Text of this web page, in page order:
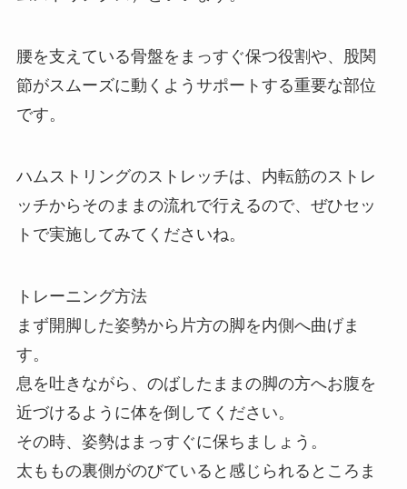
腰を支えている骨盤をまっすぐ保つ役割や、股関
節がスムーズに動くようサポートする重要な部位
です。
ハムストリングのストレッチは、内転筋のストレ
ッチからそのままの流れで行えるので、ぜひセッ
トで実施してみてくださいね。
トレーニング方法
まず開脚した姿勢から片方の脚を内側へ曲げま
す。
息を吐きながら、のばしたままの脚の方へお腹を
近づけるように体を倒してください。
その時、姿勢はまっすぐに保ちましょう。
太ももの裏側がのびていると感じられるところま